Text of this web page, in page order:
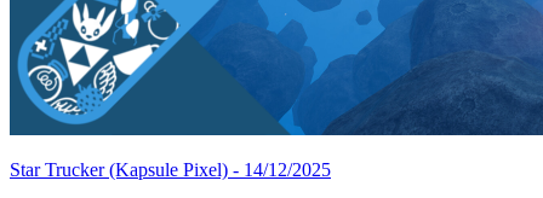
Star Trucker(Kapsule Pixel) - 14/12/2025